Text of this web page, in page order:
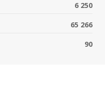
6 250
65 266
90